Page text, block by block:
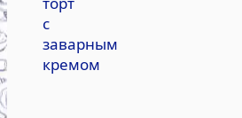
с
заварным
кремом